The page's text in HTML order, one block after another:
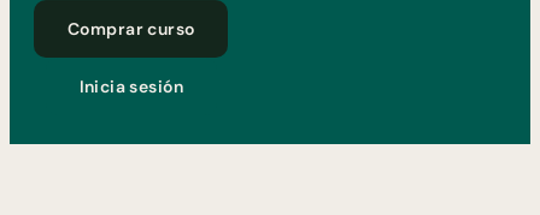
Tipos de MIEDO
Comprar curso
Inicia sesión